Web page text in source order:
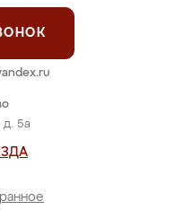
д. 5а